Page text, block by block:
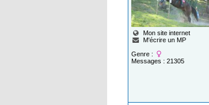
Mon site internet
M'écrire un MP
Genre :
Messages : 21305